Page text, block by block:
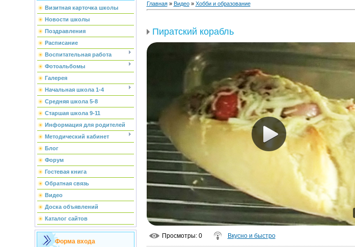
Визитная карточка школы
Новости школы
Поздравления
Расписание
Воспитательная работа
Фотоальбомы
Галерея
Начальная школа 1-4
Средняя школа 5-8
Старшая школа 9-11
Информация для родителей
Методический кабинет
Блог
Форум
Гостевая книга
Обратная связь
Видео
Доска объявлений
Каталог сайтов
Форма входа
Главная» Видео» Хобби и образование
Пиратский корабль
Просмотры: 0 Вкусно и быстро